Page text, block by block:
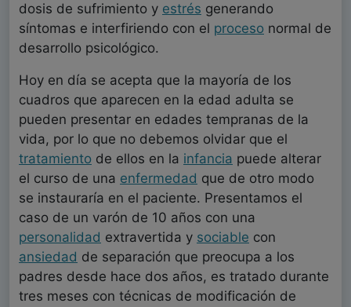
dosis de sufrimiento y estrés generando
síntomas e interfiriendo con el proceso normal de
desarrollo psicológico.
Hoy en día se acepta que la mayoría de los
cuadros que aparecen en la edad adulta se
pueden presentar en edades tempranas de la
vida, por lo que no debemos olvidar que el
tratamiento de ellos en la infancia puede alterar
el curso de una enfermedad que de otro modo
se instauraría en el paciente. Presentamos el
caso de un varón de 10 años con una
personalidad extravertida y sociable con
ansiedad de separación que preocupa a los
padres desde hace dos años, es tratado durante
tres meses con técnicas de modificación de